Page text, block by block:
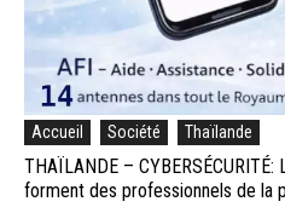
Accueil Société Thaïlande
THAÏLANDE –
forment des professionnels de la